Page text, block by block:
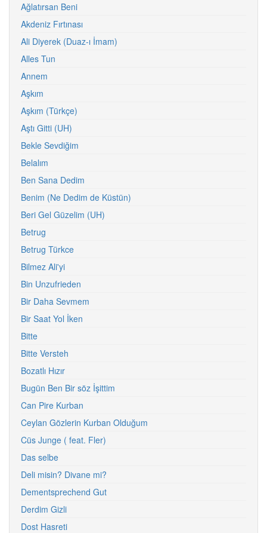
Ağlatırsan Beni
Akdeniz Fırtınası
Ali Diyerek (Duaz-ı İmam)
Alles Tun
Annem
Aşkım
Aşkım (Türkçe)
Aştı Gitti (UH)
Bekle Sevdiğim
Belalım
Ben Sana Dedim
Benim (Ne Dedim de Küstün)
Beri Gel Güzelim (UH)
Betrug
Betrug Türkce
Bilmez Ali'yi
Bin Unzufrieden
Bir Daha Sevmem
Bir Saat Yol İken
Bitte
Bitte Versteh
Bozatlı Hızır
Bugün Ben Bir söz İşittim
Can Pire Kurban
Ceylan Gözlerin Kurban Olduğum
Cüs Junge ( feat. Fler)
Das selbe
Deli misin? Divane mi?
Dementsprechend Gut
Derdim Gizli
Dost Hasreti